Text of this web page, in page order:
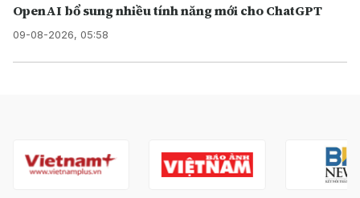
OpenAI bổ sung nhiều tính năng mới cho ChatGPT
09-08-2026, 05:58